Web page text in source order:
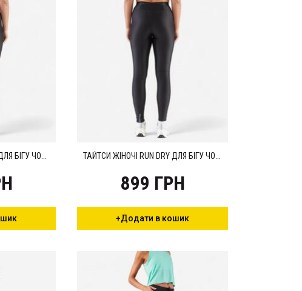
899 ГРН
+Додати в кошик